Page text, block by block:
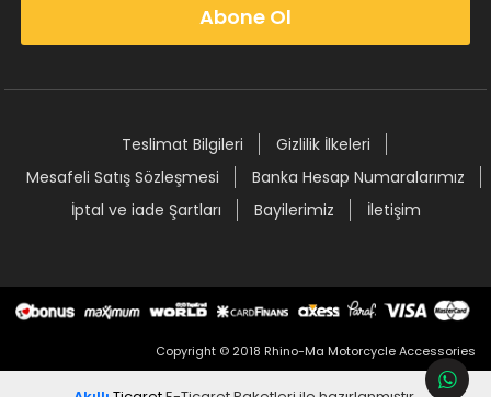
Abone Ol
Teslimat Bilgileri
Gizlilik İlkeleri
Mesafeli Satış Sözleşmesi
Banka Hesap Numaralarımız
İptal ve iade Şartları
Bayilerimiz İletişim
Copyright © 2018 Rhino-Ma Motorcycle Accessories